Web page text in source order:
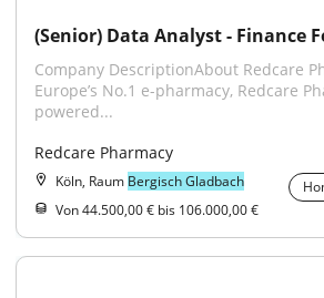
(Senior) Data Analyst - Finance
Company DescriptionAbout Redcare
Europe’s No.1 e-pharmacy, Redcare
powered...
Redcare Pharmacy
Köln, Raum Bergisch Gladbach
Von 44.500,00 € bis 106.000,00 €